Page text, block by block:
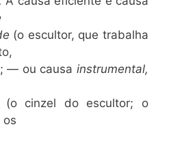
(o escultor, que trabalha
— ou causa instrumental,
(o cinzel do escultor; o
os